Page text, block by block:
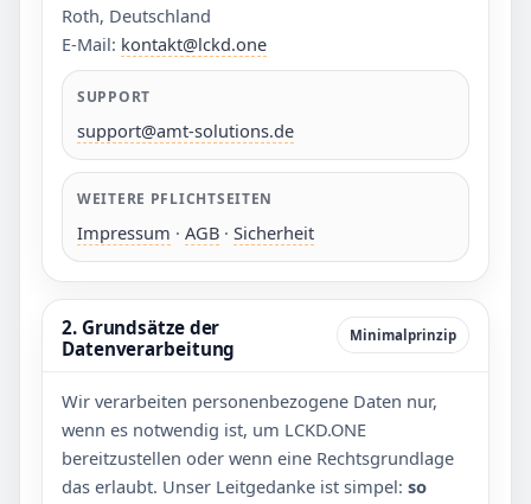
Roth, Deutschland
E-Mail: kontakt@lckd.one
SUPPORT
support@amt-solutions.de
WEITERE PFLICHTSEITEN
Impressum · AGB · Sicherheit
2. Grundsätze der
Datenverarbeitung
Minimalprinzip
Wir verarbeiten personenbezogene Daten nur,
wenn es notwendig ist, um LCKD.ONE
bereitzustellen oder wenn eine Rechtsgrundlage
das erlaubt. Unser Leitgedanke ist simpel: so